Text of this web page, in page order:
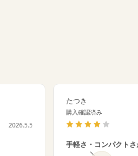
2026.5.5
たつき
購入確認済み
手軽さ・コンパクト